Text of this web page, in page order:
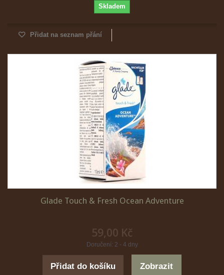
Skladem
Přidat na seznam přání
Glade Touch & Fresh Ocean Adventure
59,00 Kč
Doručení: 2 - 4 dny
Přidat do košíku Zobrazit